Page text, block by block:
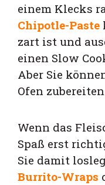
einem Klecks
Chipotle-Paste
zart ist und
einen Slow
Aber Sie
Ofen zubereiten
Wenn das
Spaß erst
Sie damit
Burrito-Wraps